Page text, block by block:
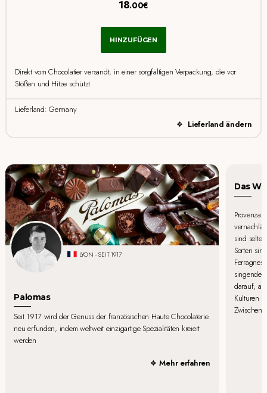
18.00€
HINZUFÜGEN
Direkt vom Chocolatier versandt, in einer sorgfältigen Verpackung, die vor
Stößen und Hitze schützt.
Lieferland: Germany
Lieferland ändern
LYON - SEIT 1917
Palomas
Seit 1917 wird der Genuss der französischen Haute Chocolaterie
neu erfunden, indem weltweit einzigartige Spezialitäten kreiert
werden
Mehr erfahren
Das
sind
Sorten
darauf,
Kulturen